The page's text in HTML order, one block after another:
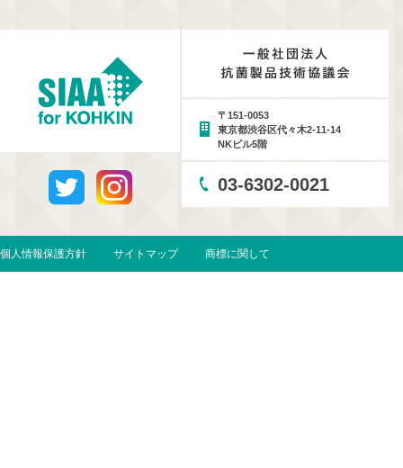
〒151-0053
東京都渋谷区代々木2-11-14
NKビル5階
03-6302-0021
個人情報保護方針 サイトマップ 商標に関して